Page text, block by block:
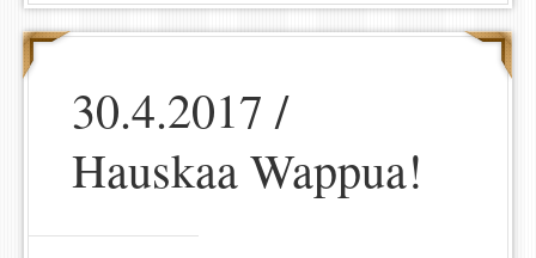
30.4.2017 /
Hauskaa Wappua!